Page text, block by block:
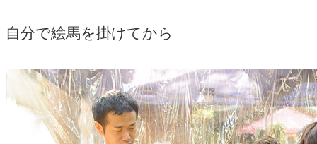
自分で絵馬を掛けてから